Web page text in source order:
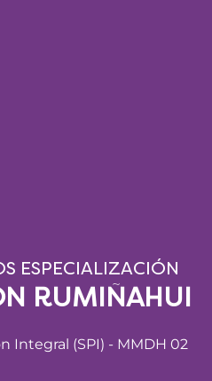
ESPECIALIZACIÓN
RUMIÑAHUI
Integral (SPI) - MMDH 02